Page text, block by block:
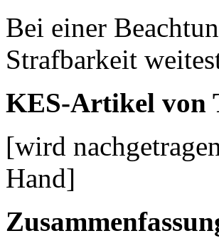
Bei einer
Strafbarkeit
KES-Artikel von
[wird
Hand]